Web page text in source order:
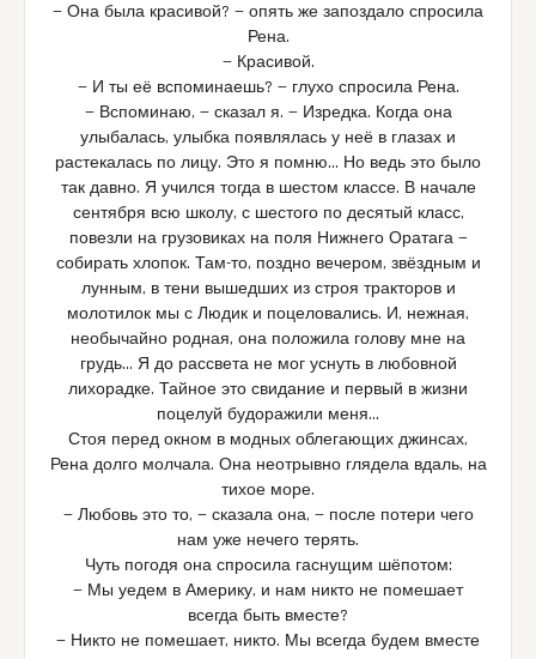
— Она была красивой? — опять же запоздало спросила
Рена.
— Красивой.
— И ты её вспоминаешь? — глухо спросила Рена.
— Вспоминаю, — сказал я. — Изредка. Когда она
улыбалась, улыбка появлялась у неё в глазах и
растекалась по лицу. Это я помню… Но ведь это было
так давно. Я учился тогда в шестом классе. В начале
сентября всю школу, с шестого по десятый класс,
повезли на грузовиках на поля Нижнего Оратага —
собирать хлопок. Там-то, поздно вечером, звёздным и
лунным, в тени вышедших из строя тракторов и
молотилок мы с Людик и поцеловались. И, нежная,
необычайно родная, она положила голову мне на
грудь… Я до рассвета не мог уснуть в любовной
лихорадке. Тайное это свидание и первый в жизни
поцелуй будоражили меня…
Стоя перед окном в модных облегающих джинсах,
Рена долго молчала. Она неотрывно глядела вдаль, на
тихое море.
— Любовь это то, — сказала она, — после потери чего
нам уже нечего терять.
Чуть погодя она спросила гаснущим шёпотом:
— Мы уедем в Америку, и нам никто не помешает
всегда быть вместе?
— Никто не помешает, никто. Мы всегда будем вместе